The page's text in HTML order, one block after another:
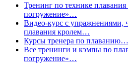
Тренинг по технике
погружение»…
Видео-курс с упражнениями,
плавания кролем…
Курсы тренера по плаванию…
Все тренинги и кэмпы по
погружение»…